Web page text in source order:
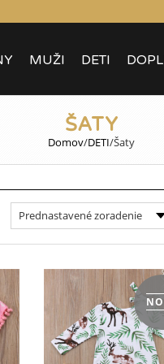
MUŽI DETI
ŠATY
Domov/DETI/Šaty